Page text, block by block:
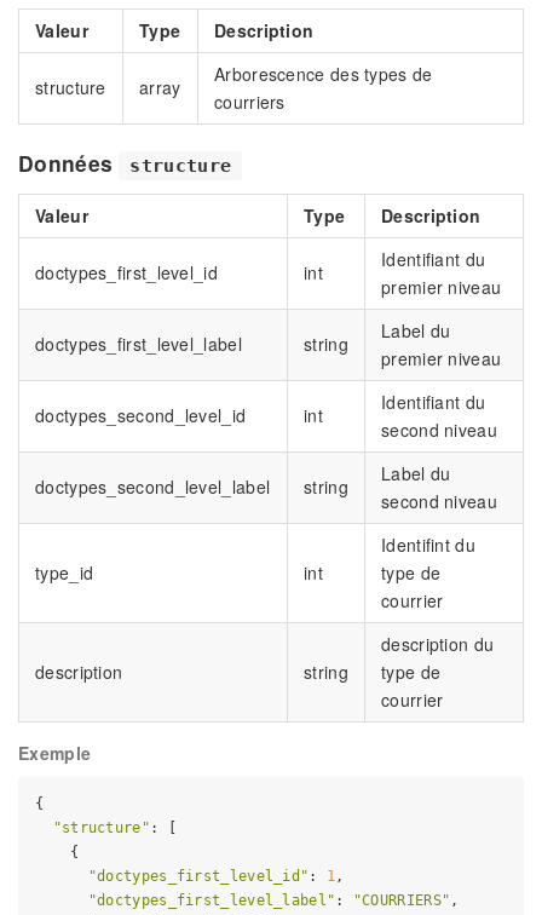
Valeur
Type Description
structure array
Arborescence des types de
courriers
Données structure
Valeur Type Description
doctypes_first_level_id int
Identifiant du
premier niveau
doctypes_first_level_label string
Label du
premier niveau
doctypes_second_level_id int
Identifiant du
second niveau
doctypes_second_level_label string
Label du
second niveau
type_id int
Identifint du
type de
courrier
description string
description du
type de
courrier
Exemple
{
"structure" : [
    {
"doctypes_first_level_id" : 1,
"doctypes_first_level_label" : "COURRIERS" ,